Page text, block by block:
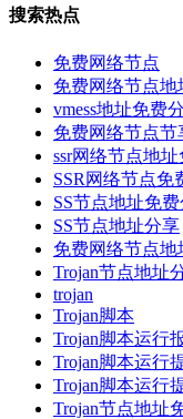
搜索热点
免费网络节点
免费网络节点地
vmess地址免费
免费网络节点节
ssr网络节点地
SSR网络节点免
SS节点地址免
SS节点地址分享
免费网络节点地
Trojan节点地址
trojan
Trojan脚本
Trojan脚本运行
Trojan脚本运行
Trojan脚本运行
Trojan节点地址